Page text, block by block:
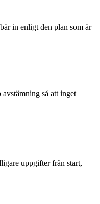
in enligt den plan som är
så att inget
uppgifter från start,